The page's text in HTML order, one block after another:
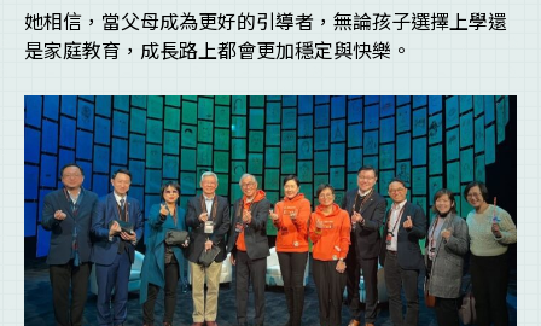
她相信，當父母成為更好的引導者，無論孩子選擇上學還
是家庭教育，成長路上都會更加穩定與快樂。